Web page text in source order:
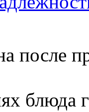
после
блюда